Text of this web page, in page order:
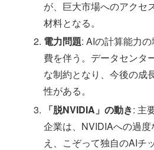
が、巨大市場へのアクセ
材料となる。
電力問題: AIの計算能力
費を伴う。データセンタ
な制約となり、今後の成
性がある。
「脱NVIDIA」の動き: 主
企業は、NVIDIAへの過
え、こぞって独自のAIチ